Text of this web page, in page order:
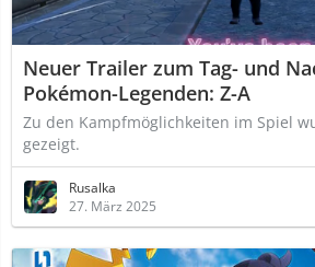
Neuer Trailer zum Tag- und
Pokémon-Legenden: Z-A
Zu den Kampfmöglichkeiten im Spiel
gezeigt.
Rusalka
27. März 2025